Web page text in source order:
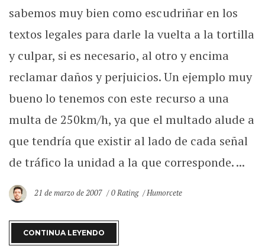
sabemos muy bien como escudriñar en los
textos legales para darle la vuelta a la tortilla
y culpar, si es necesario, al otro y encima
reclamar daños y perjuicios. Un ejemplo muy
bueno lo tenemos con este recurso a una
multa de 250km/h, ya que el multado alude a
que tendría que existir al lado de cada señal
de tráfico la unidad a la que corresponde. ...
21 de marzo de 2007 0 Rating Humorcete
CONTINUA LEYENDO